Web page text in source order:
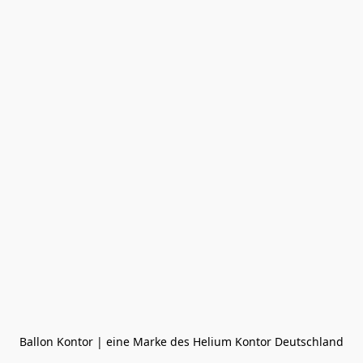
Ballon Kontor | eine Marke des Helium Kontor Deutschland